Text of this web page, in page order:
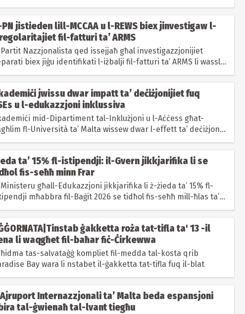
jistieden lill-MCCAA u l-REWS biex jinvestigaw l-
fil-fatturi ta’ ARMS
Partit Nazzjonalista qed issejjaħ għal investigazzjonijiet
biex jiġu identifikati l-iżbalji fil-fatturi ta’ ARMS li wasslu
eluf...
jwissu dwar impatt ta’ deċiżjonijiet fuq
u l-edukazzjoni inklussiva
mid-Dipartiment tal-Inklużjoni u l-Aċċess għat-
fl-Università ta’ Malta wissew dwar l-effett ta’ deċiżjoni
ta’ 15% fl-istipendji: il-Gvern jikkjarifika li se
fis-seħħ minn Frar
Ministeru għall-Edukazzjoni jikkjarifika li ż-żieda ta’ 15% fl-
mħabbra fil-Baġit 2026 se tidħol fis-seħħ mill-ħlas ta’
ġakketta roża tat-tifla ta' 13 -il
li waqgħet fil-baħar fiċ-Ċirkewwa
ħidma tas-salvataġġ kompliet fil-medda tal-kosta qrib
Bay wara li nstabet il-ġakketta tat-tifla fuq il-blat
Internazzjonali ta’ Malta beda espansjoni
tal-ġwienaħ tal-lvant tiegħu